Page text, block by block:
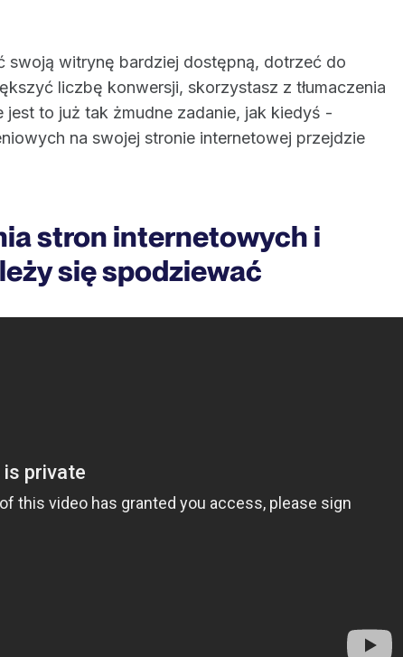
swoją witrynę bardziej dostępną, dotrzeć do
liczbę konwersji, skorzystasz z tłumaczenia
to już tak żmudne zadanie, jak kiedyś -
na swojej stronie internetowej przejdzie
stron internetowych i
się spodziewać